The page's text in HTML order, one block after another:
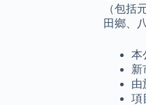
（包括
田鄉、
本
新
由
項